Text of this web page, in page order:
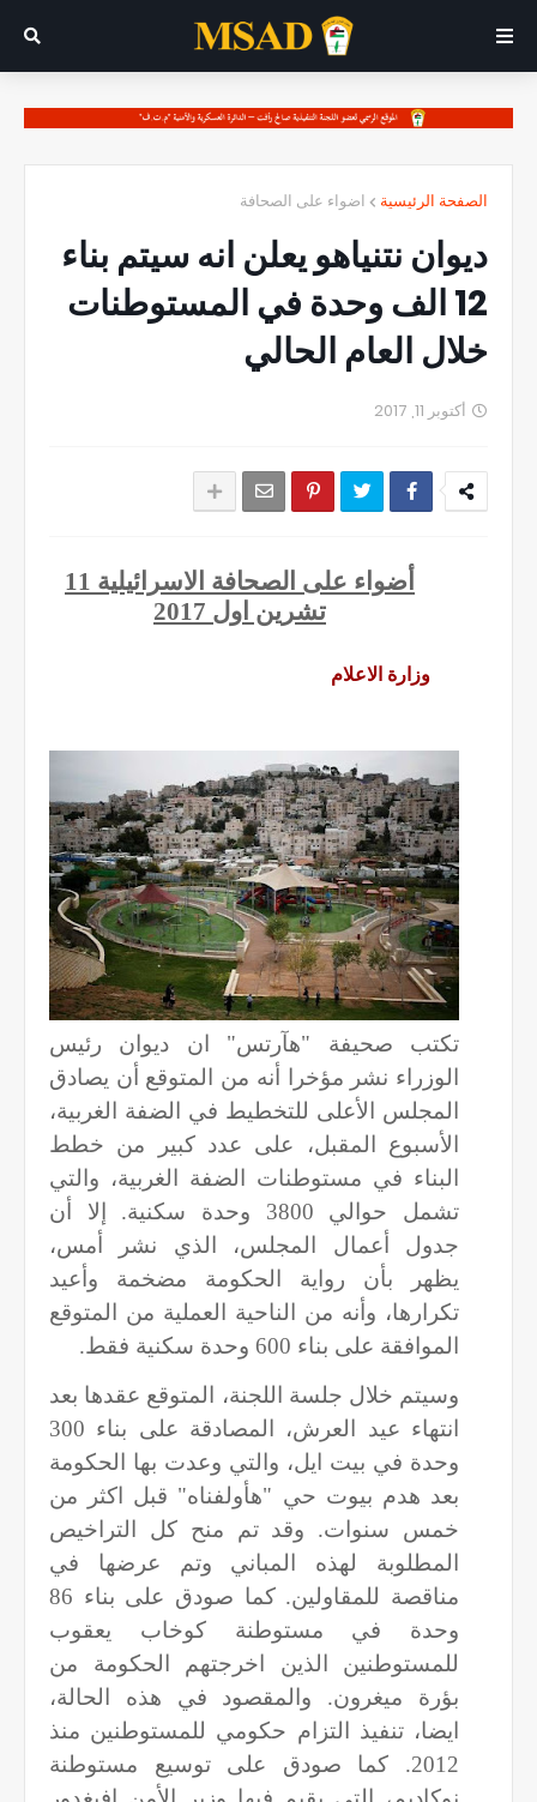
الصفحة الرئيسية اضواء على الصحافة
ديوان نتنياهو يعلن انه سيتم بناء
12 الف وحدة في المستوطنات
خلال العام الحالي
أكتوبر 11, 2017
أضواء على الصحافة الاسرائيلية 11
تشرين اول 2017
وزارة الاعلام
تكتب صحيفة "هآرتس" ان ديوان رئيس
الوزراء نشر مؤخرا أنه من المتوقع أن يصادق
المجلس الأعلى للتخطيط في الضفة الغربية،
الأسبوع المقبل، على عدد كبير من خطط
البناء في مستوطنات الضفة الغربية، والتي
تشمل حوالي 3800 وحدة سكنية. إلا أن
جدول أعمال المجلس، الذي نشر أمس،
يظهر بأن رواية الحكومة مضخمة وأعيد
تكرارها، وأنه من الناحية العملية من المتوقع
الموافقة على بناء 600 وحدة سكنية فقط.
وسيتم خلال جلسة اللجنة، المتوقع عقدها بعد
انتهاء عيد العرش، المصادقة على بناء 300
وحدة في بيت ايل، والتي وعدت بها الحكومة
بعد هدم بيوت حي "هأولفناه" قبل اكثر من
خمس سنوات. وقد تم منح كل التراخيص
المطلوبة لهذه المباني وتم عرضها في
مناقصة للمقاولين. كما صودق على بناء 86
وحدة في مستوطنة كوخاب يعقوب
للمستوطنين الذين اخرجتهم الحكومة من
بؤرة ميغرون. والمقصود في هذه الحالة،
ايضا، تنفيذ التزام حكومي للمستوطنين منذ
2012. كما صودق على توسيع مستوطنة